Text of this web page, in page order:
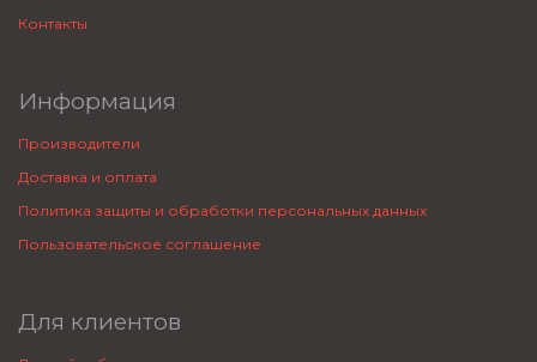
Контакты
Информация
Производители
Доставка и оплата
Политика защиты и обработки персональных данных
Пользовательское соглашение
Для клиентов